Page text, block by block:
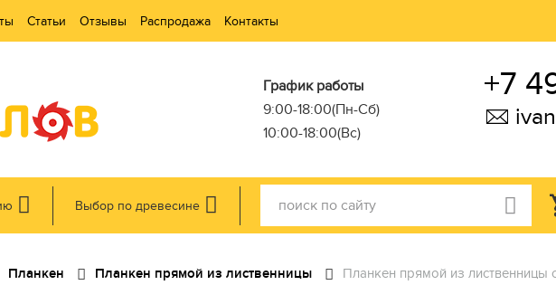
Статьи Отзывы Распродажа Контакты
График работы
9:00-18:00(Пн-Сб)
10:00-18:00(Вс)
+7
Выбор по древесине
Планкен Планкен прямой из лиственницы Планкен прямой из лиственницы